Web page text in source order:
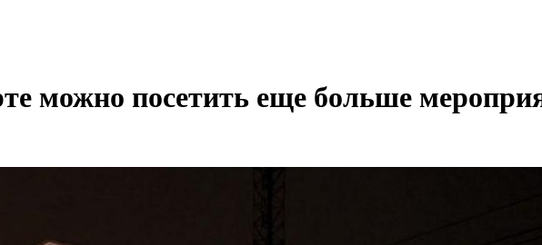
можно посетить еще больше